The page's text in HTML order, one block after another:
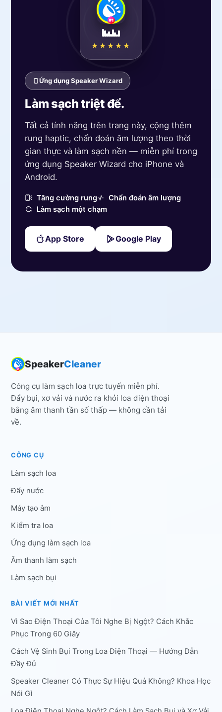
Ứng dụng Speaker Wizard
Làm sạch triệt để.
Tất cả tính năng trên trang này, cộng thêm
rung haptic, chẩn đoán âm lượng theo thời
gian thực và làm sạch nền — miễn phí trong
ứng dụng Speaker Wizard cho iPhone và
Android.
Tăng cường rung
Chẩn đoán âm lượng
Làm sạch một chạm
App Store Google Play
★★★★★
SpeakerCleaner
Công cụ làm sạch loa trực tuyến miễn phí.
Đẩy bụi, xơ vải và nước ra khỏi loa điện thoại
bằng âm thanh tần số thấp — không cần tải
về.
CÔNG CỤ
Làm sạch loa
Đẩy nước
Máy tạo âm
Kiểm tra loa
Ứng dụng làm sạch loa
Âm thanh làm sạch
Làm sạch bụi
BÀI VIẾT MỚI NHẤT
Vì Sao Điện Thoại Của Tôi Nghe Bị Ngột? Cách Khắc
Phục Trong 60 Giây
Cách Vệ Sinh Bụi Trong Loa Điện Thoại — Hướng Dẫn
Đầy Đủ
Speaker Cleaner Có Thực Sự Hiệu Quả Không? Khoa Học
Nói Gì